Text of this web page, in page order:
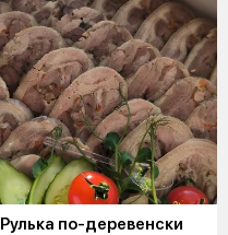
Рулька по-деревенски